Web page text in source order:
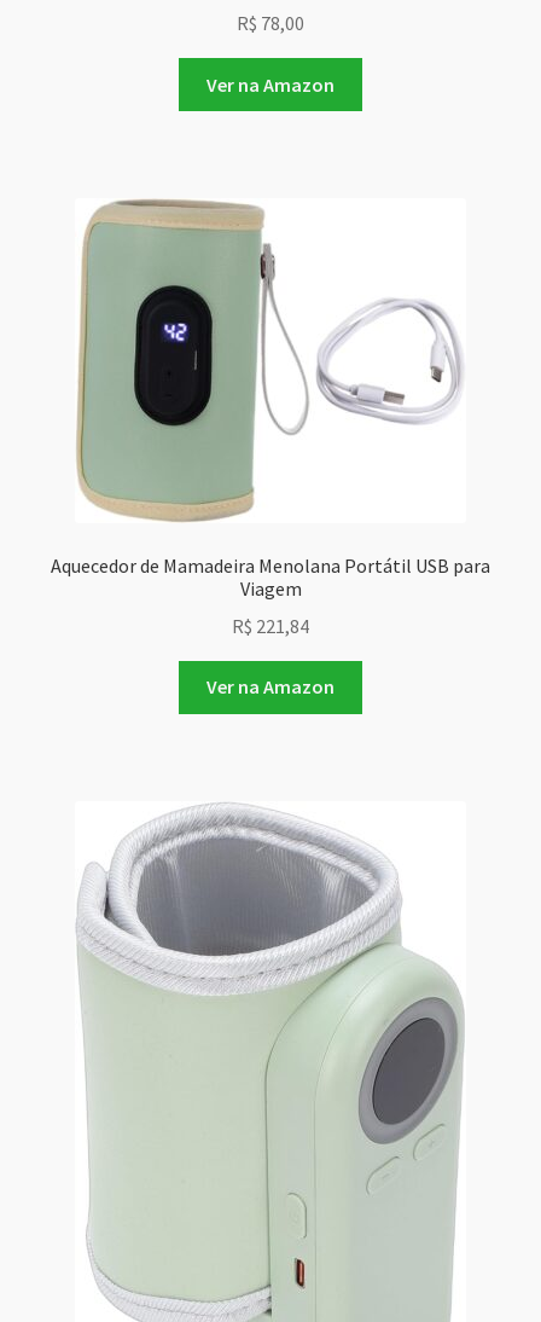
R$ 78,00
Ver na Amazon
Aquecedor de Mamadeira Menolana Portátil USB para
Viagem
R$ 221,84
Ver na Amazon